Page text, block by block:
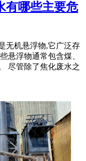
有哪些主要危
无机悬浮物,它广泛存
悬浮物通常包含煤、
尽管除了焦化废水之